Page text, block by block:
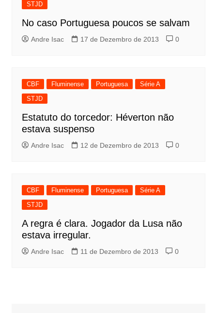
STJD
No caso Portuguesa poucos se salvam
Andre Isac 17 de Dezembro de 2013 0
CBF Fluminense Portuguesa
Série A
STJD
Estatuto do torcedor: Héverton não
estava suspenso
Andre Isac 12 de Dezembro de 2013 0
CBF Fluminense Portuguesa
Série A
STJD
A regra é clara. Jogador da Lusa não
estava irregular.
Andre Isac 11 de Dezembro de 2013 0